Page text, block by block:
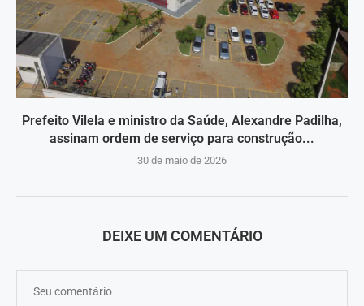
Prefeito Vilela e ministro da Saúde, Alexandre Padilha,
assinam ordem de serviço para construção...
30 de maio de 2026
DEIXE UM COMENTÁRIO